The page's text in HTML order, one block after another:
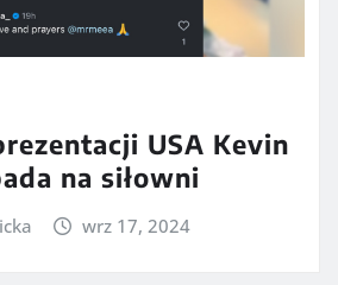
USA Kevin
na siłowni
wrz 17, 2024